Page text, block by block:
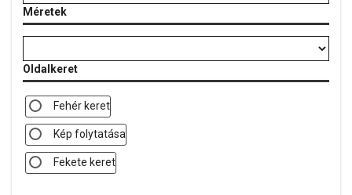
Méretek
Oldalkeret
Fehér keret
Kép folytatása
Fekete keret